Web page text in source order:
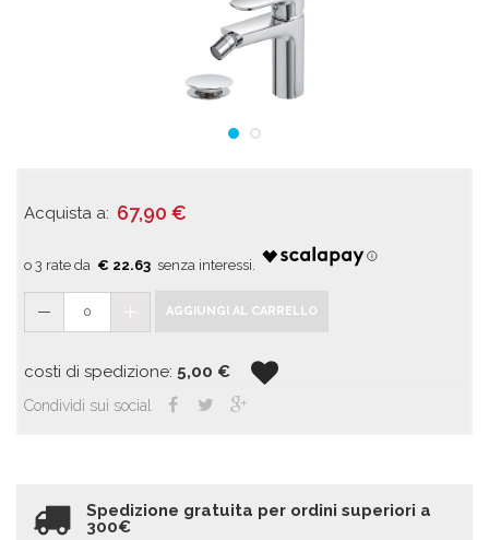
Acquista a: 67,90 €
€ 22.63
0 AGGIUNGI AL CARRELLO
costi di spedizione: 5,00 €
Condividi sui social
Spedizione gratuita per ordini superiori a
300€